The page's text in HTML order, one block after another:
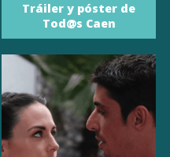
Tráiler y póster de
Tod@s Caen